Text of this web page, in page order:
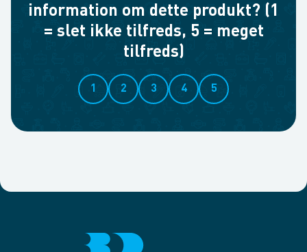
information om dette produkt? (1
= slet ikke tilfreds, 5 = meget
tilfreds)
1 2 3 4 5